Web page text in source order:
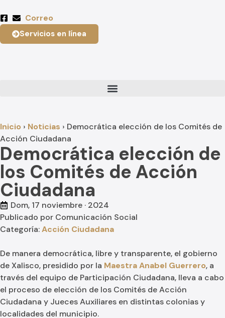
Correo
Servicios en línea
Inicio › Noticias › Democrática elección de los Comités de
Acción Ciudadana
Democrática elección de
los Comités de Acción
Ciudadana
Dom, 17 noviembre · 2024
Publicado por Comunicación Social
Categoría:Acción Ciudadana
De manera democrática, libre y transparente, el gobierno
de Xalisco, presidido por la Maestra Anabel Guerrero, a
través del equipo de Participación Ciudadana, lleva a cabo
el proceso de elección de los Comités de Acción
Ciudadana y Jueces Auxiliares en distintas colonias y
localidades del municipio.